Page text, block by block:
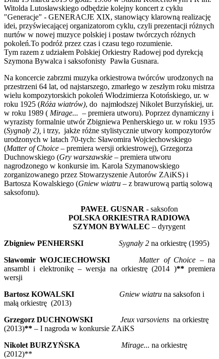
Witolda Lutosławskiego odbędzie kolejny koncert z cyklu
"Generacje" - GENERACJE XIX, stanowiący klarowną realizację
idei, przyświecającej organizatorom cyklu, czyli prezentacji różnych
nurtów w nowej muzyce polskiej i postaw twórczych różnych
pokoleń.To podróż przez czas i czasu tego rozumienie.
Tym razem z udziałem Polskiej Orkiestry Radowej pod dyrekcją
Szymona Bywalca i saksofonisty Pawła Gusnara.
Na koncercie zabrzmi muzyka orkiestrowa twórców urodzonych na
przestrzeni 64 lat, od najstarszego, zmarłego w zeszłym roku mistrza
wielu kompozytorskich pokoleń Włodzimierza Kotońskiego, ur. w
roku 1925 (Róża wiatrów), do najmłodszej Nikolet Burzyńskiej, ur.
w roku 1989 ( Mirage... – premiera utworu). Poprzez dynamiczny i
wyrazisty formalnie utwór Zbigniewa Penherskiego ur. w roku 1935
(Sygnały 2), i trzy, jakże różne stylistycznie utwory kompozytorów
urodzonych w latach 70-tych: Sławomira Wojciechowskiego
(Matter of Choice – premiera wersji orkiestrowej), Grzegorza
Duchnowskiego (Gry warszawskie – premiera utworu
nagrodzonego w konkursie im. Karola Szymanowskiego
zorganizowanego przez Stowarzyszenie Autorów ZAiKS) i
Bartosza Kowalskiego (Gniew wiatru – z brawurową partią solową
saksofonu).
PAWEŁ GUSNAR - saksofon
POLSKA ORKIESTRA RADIOWA
SZYMON BYWALEC – dyrygent
Zbigniew PENHERSKI
Sygnały 2 na orkiestrę (1995)
Sławomir WOJCIECHOWSKI
Matter of Choice – na
ansambl i elektronikę – wersja na orkiestrę (2014 )**premiera
wersji
Bartosz KOWALSKI
Gniew wiatru na saksofon i
małą orkiestrę (2013)
Grzegorz DUCHNOWSKI
Jeux varsoviens na orkiestrę
(2013)** – I nagroda w konkursie ZAiKS
Nikolet BURZYŃSKA
Mirage... na orkiestrę
(2012)**